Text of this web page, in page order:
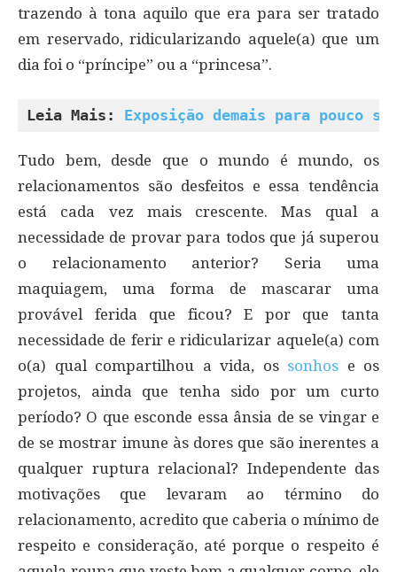
trazendo à tona aquilo que era para ser tratado
em reservado, ridicularizando aquele(a) que um
dia foi o “príncipe” ou a “princesa”.
Leia Mais: Exposição demais para pouco
Tudo bem, desde que o mundo é mundo, os
relacionamentos são desfeitos e essa tendência
está cada vez mais crescente. Mas qual a
necessidade de provar para todos que já superou
o relacionamento anterior? Seria uma
maquiagem, uma forma de mascarar uma
provável ferida que ficou? E por que tanta
necessidade de ferir e ridicularizar aquele(a) com
o(a) qual compartilhou a vida, os sonhos e os
projetos, ainda que tenha sido por um curto
período? O que esconde essa ânsia de se vingar e
de se mostrar imune às dores que são inerentes a
qualquer ruptura relacional? Independente das
motivações que levaram ao término do
relacionamento, acredito que caberia o mínimo de
respeito e consideração, até porque o respeito é